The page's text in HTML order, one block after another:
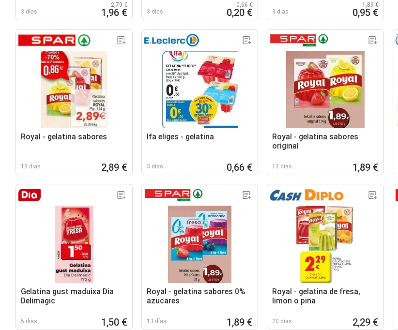
3 días
2,79 €
1,96 € 3 días
0,66 €
0,20 € 3 días
1,89 €
0,95 €
Royal - gelatina sabores
13 días 2,89 €
Ifa eliges - gelatina
3 días 0,66 €
Royal - gelatina sabores
original
13 días 1,89 €
Gelatina gust maduixa Dia
Delimagic
5 días 1,50 €
Royal - gelatina sabores 0%
azucares
13 días 1,89 €
Royal - gelatina de fresa,
limon o pina
20 días 2,29 €